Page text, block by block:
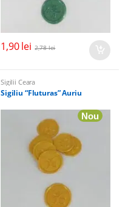
1,90lei 2,78lei
Sigilii Ceara
Sigiliu “Fluturas” Auriu
Nou